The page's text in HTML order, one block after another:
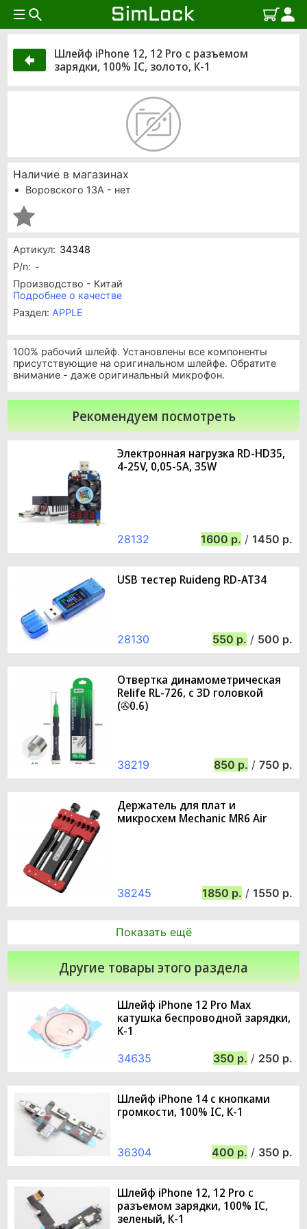
Шлейф iPhone 12, 12 Pro с разъемом
зарядки, 100% IC, золото, К-1
Артикул: 34348
P/n: -
Производство - Китай
Подробнее о качестве
Раздел: APPLE
Наличие в магазинах
Воровского 13А - нет
100% рабочий шлейф. Установлены все компоненты
присутствующие на оригинальном шлейфе. Обратите
внимание - даже оригинальный микрофон.
Рекомендуем посмотреть
Электронная нагрузка RD-HD35,
4-25V, 0,05-5A, 35W
28132 1600 / 1450
USB тестер Ruideng RD-AT34
28130 550 / 500
Отвертка динамометрическая
Relife RL-726, с 3D головкой
(✇0.6)
38219 850 / 750
Держатель для плат и
микросхем Mechanic MR6 Air
38245 1850 / 1550
Показать ещё
Другие товары этого раздела
Шлейф iPhone 12 Pro Max
катушка беспроводной зарядки,
К-1
34635 350 / 250
Шлейф iPhone 14 с кнопками
громкости, 100% IC, К-1
36304 400 / 350
Шлейф iPhone 12, 12 Pro с
разъемом зарядки, 100% IC,
зеленый, К-1